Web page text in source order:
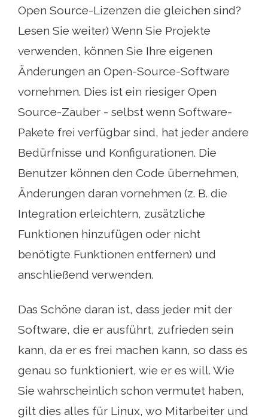
Open Source-Lizenzen die gleichen sind?
Lesen Sie weiter) Wenn Sie Projekte
verwenden, können Sie Ihre eigenen
Änderungen an Open-Source-Software
vornehmen. Dies ist ein riesiger Open
Source-Zauber - selbst wenn Software-
Pakete frei verfügbar sind, hat jeder andere
Bedürfnisse und Konfigurationen. Die
Benutzer können den Code übernehmen,
Änderungen daran vornehmen (z. B. die
Integration erleichtern, zusätzliche
Funktionen hinzufügen oder nicht
benötigte Funktionen entfernen) und
anschließend verwenden.
Das Schöne daran ist, dass jeder mit der
Software, die er ausführt, zufrieden sein
kann, da er es frei machen kann, so dass es
genau so funktioniert, wie er es will. Wie
Sie wahrscheinlich schon vermutet haben,
gilt dies alles für Linux, wo Mitarbeiter und